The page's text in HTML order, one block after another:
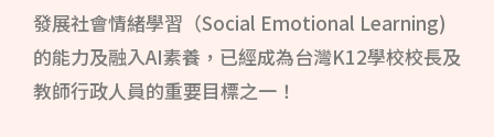
發展社會情緒學習（Social Emotional Learning)
的能力及融入AI素養，已經成為台灣K12學校校長及
教師行政人員的重要目標之一！